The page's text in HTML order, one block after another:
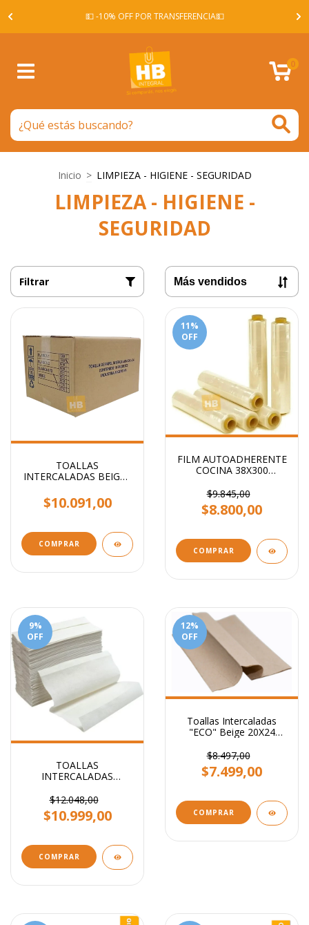
💵 -10% OFF POR TRANSFERENCIA💵
0
Inicio > LIMPIEZA - HIGIENE - SEGURIDAD
LIMPIEZA - HIGIENE -
SEGURIDAD
Filtrar
TOALLAS
INTERCALADAS BEIGE -
STENDY
$10.091,00
COMPRAR
11%
OFF
FILM AUTOADHERENTE
COCINA 38X300
$9.845,00
$8.800,00
COMPRAR
9%
OFF
TOALLAS
INTERCALADAS
CM STENDY
$12.048,00
$10.999,00
COMPRAR
12%
OFF
Toallas Intercaladas
"ECO" Beige 20X24
$8.497,00
$7.499,00